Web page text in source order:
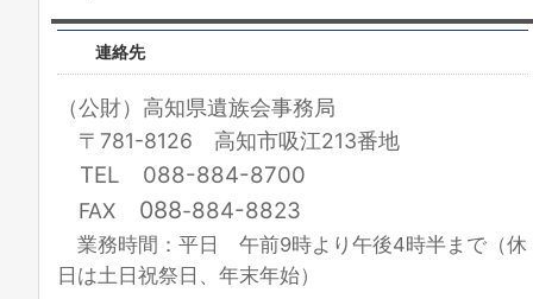
連絡先
（公財）高知県遺族会事務局
〒781-8126 高知市吸江213番地
TEL 088-884-8700
FAX 088-884-8823
業務時間：平日 午前9時より午後4時半まで（休
日は土日祝祭日、年末年始）